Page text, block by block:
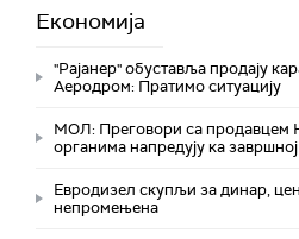
Економија
"Рајанер" обуставља продају
Аеродром: Пратимо ситуацију
МОЛ: Преговори са
органима напредују ка
Евродизел скупљи за динар,
непромењена